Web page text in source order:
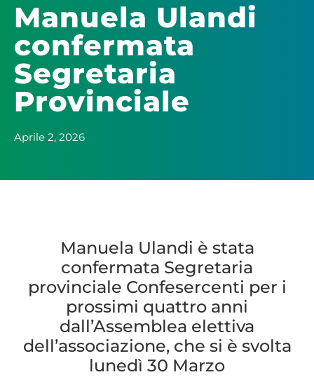
Manuela Ulandi
confermata
Segretaria
Provinciale
Aprile 2, 2026
Manuela Ulandi è stata
confermata Segretaria
provinciale Confesercenti per i
prossimi quattro anni
dall’Assemblea elettiva
dell’associazione, che si è svolta
lunedì 30 Marzo